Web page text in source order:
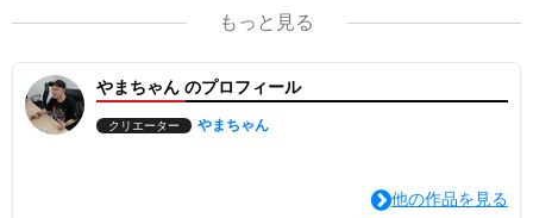
現代に甦った浮世絵であり、氏自身の幻想画をスマホリングにして
みました。
もっと見る
やまちゃん のプロフィール
クリエーター やまちゃん
他の作品を見る